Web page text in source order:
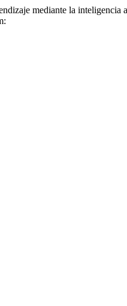
mediante la inteligencia